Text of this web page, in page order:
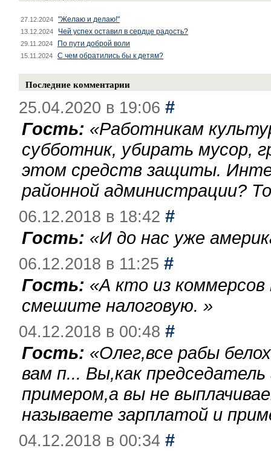
27.12.2024 "Желаю и делаю!"
13.12.2024 Чей успех оставил в сердце радость?
29.11.2024 По пути доброй воли
15.11.2024 С чем обратились бы к детям?
Последние комментарии
25.04.2020 в 19:06 #
Гость: «Работникам
субботник, убирать мусор,
этом средств защиты.
районной администрации?
06.12.2018 в 18:42 #
Гость: «И до нас уже
06.12.2018 в 11:25 #
Гость: «А кто из
смешите налоговую. »
04.12.2018 в 00:48 #
Гость: «Олег,все рабы
вам п... Вы,как
примером,а вы не
называете зарплатой и
04.12.2018 в 00:34 #